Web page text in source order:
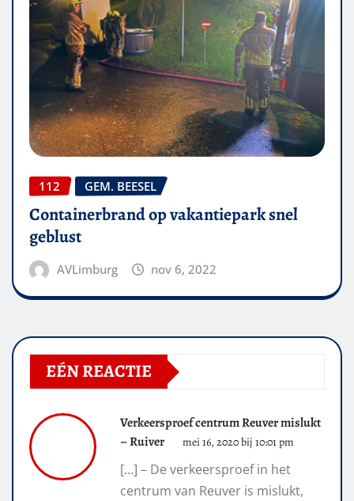
112 GEM. BEESEL
Containerbrand op vakantiepark snel
geblust
AVLimburg nov 6, 2022
EÉN REACTIE
Verkeersproef centrum Reuver mislukt
– Ruiver
mei 16, 2020 bij 10:01 pm
[…] – De verkeersproef in het
centrum van Reuver is mislukt,